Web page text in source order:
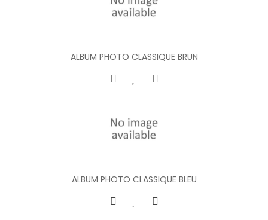
ALBUM PHOTO CLASSIQUE BRUN
ALBUM PHOTO CLASSIQUE BLEU